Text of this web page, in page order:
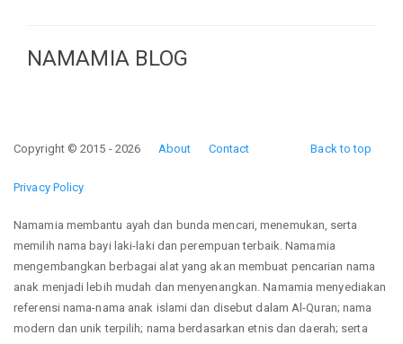
NAMAMIA BLOG
Back to top
Copyright © 2015 - 2026 About Contact
Privacy Policy
Namamia membantu ayah dan bunda mencari, menemukan, serta
memilih nama bayi laki-laki dan perempuan terbaik. Namamia
mengembangkan berbagai alat yang akan membuat pencarian nama
anak menjadi lebih mudah dan menyenangkan. Namamia menyediakan
referensi nama-nama anak islami dan disebut dalam Al-Quran; nama
modern dan unik terpilih; nama berdasarkan etnis dan daerah; serta